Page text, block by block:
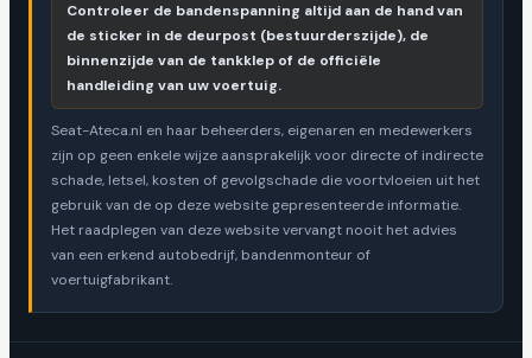
Controleer de bandenspanning altijd aan de hand van
de sticker in de deurpost (bestuurderszijde), de
binnenzijde van de tankklep of de officiële
handleiding van uw voertuig.
Seat-Ateca.nl en haar beheerders, eigenaren en medewerkers
zijn op geen enkele wijze aansprakelijk voor directe of indirecte
schade, letsel, kosten of gevolgschade die voortvloeien uit het
gebruik van de op deze website gepresenteerde informatie.
Het raadplegen van deze website vervangt nooit het advies
van een erkend autobedrijf, bandenmonteur of
voertuigfabrikant.